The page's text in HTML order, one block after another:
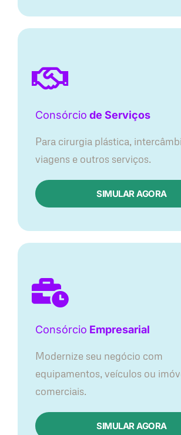
Consórcio de Serviços
Para cirurgia plástica,
viagens e outros serviços.
SIMULAR AGORA
Consórcio Empresarial
Modernize seu negócio com
equipamentos, veículos ou
comerciais.
SIMULAR AGORA